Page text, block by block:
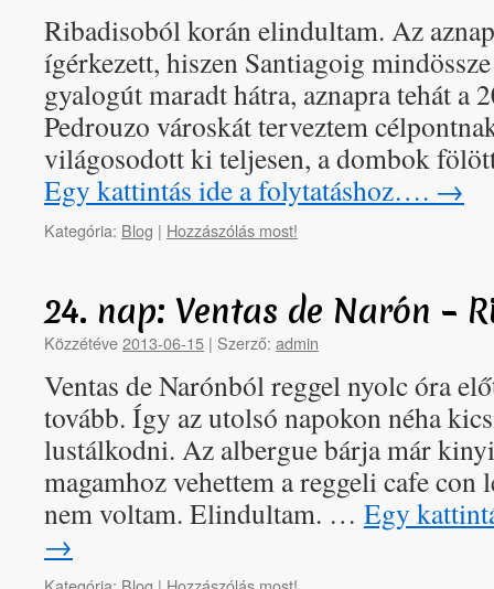
Ribadisoból korán elindultam. Az
ígérkezett, hiszen Santiagoig
gyalogút maradt hátra, aznapra tehát a
Pedrouzo városkát terveztem
világosodott ki teljesen, a dombok
Egy kattintás ide a folytatáshoz…. →
Kategória: Blog | Hozzászólás most!
24. nap: Ventas de Narón –
Közzétéve2013-06-15 | Szerző: admin
Ventas de Narónból reggel nyolc óra
tovább. Így az utolsó napokon néha
lustálkodni. Az albergue bárja már
magamhoz vehettem a reggeli cafe con
nem voltam. Elindultam. … Egy
→